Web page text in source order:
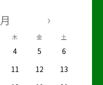
木 金 土
4 5
6
11 12
13